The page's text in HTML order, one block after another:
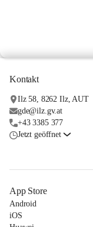
Kontakt
Ilz 58, 8262 Ilz, AUT
gde@ilz.gv.at
+43 3385 377
Jetzt geöffnet
App Store
Android
iOS